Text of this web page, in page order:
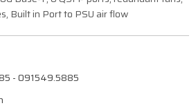
Built in Port to PSU air flow
- 091549.5885